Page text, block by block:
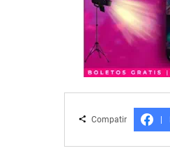
Compatir